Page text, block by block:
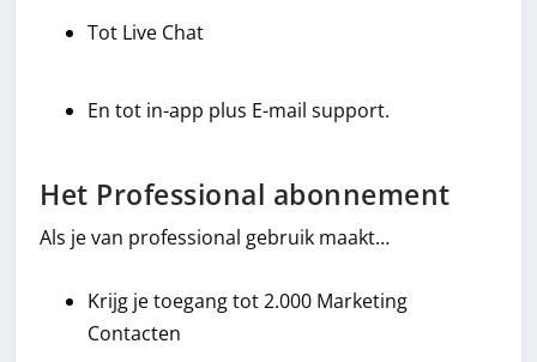
Tot Live Chat
En tot in-app plus E-mail support.
Het Professional abonnement
Als je van professional gebruik maakt…
Krijg je toegang tot 2.000 Marketing
Contacten